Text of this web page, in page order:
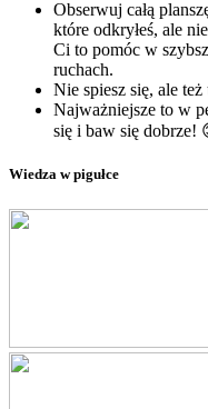
Obserwuj całą
które odkryłeś, ale
Ci to pomóc w
ruchach.
Nie spiesz się, ale
Najważniejsze to w
się i baw się dobrze!
Wiedza w pigułce